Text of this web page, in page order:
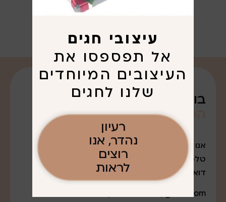
בואו נדבר על
הפריגוטשרציתם. . .
אנו נמצאים במודיעין עלית
טלפון: 052-7643888
דואר אלקטרוני:
q0527643888@gmail.com
עיצובי חגים
אל תפספסו את
העיצובים המיוחדים
שלנו לחגים
רעיון
נהדר, אנו
רוצים
לראות